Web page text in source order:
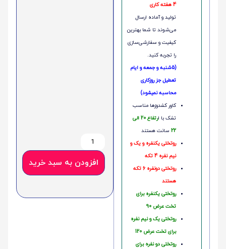
4 هفته کاری
تولید و آماده ارسال
می‌شوند تا شما بهترین
کیفیت و سفارشی‌سازی
را تجربه کنید.
(5شنبه و جمعه و ایام
تعطیل جز روزکاری
محاسبه نمیشود)
کاور کشدوزها مناسب
تشک با ا
رتفاع 20 الی
22 سانت هستند
روتختی یکنفره و یک و
نیم نفره 4 تکه
روتختی دونفره 6 تکه
هستند
روتختی یکنفره برای
تخت عرض 90
روتختی یک و نیم نفره
برای تخت عرض 120
روتختی دو نفره برای
افزودن به سبد خرید